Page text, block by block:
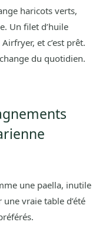
haricots verts,
Un filet d’huile
et c’est prêt.
du quotidien.
une paella, inutile
vraie table d’été